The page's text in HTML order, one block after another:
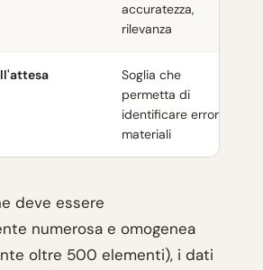
accuratezza,
rilevanza
Soglia che
permetta di
identificare errori
materiali
deve essere
numerosa e omogenea
oltre 500 elementi), i dati